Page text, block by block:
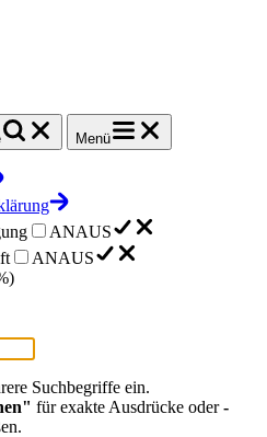
Menü
ANAUS
ANAUS
)
Suchbegriffe ein.
für exakte Ausdrücke oder-